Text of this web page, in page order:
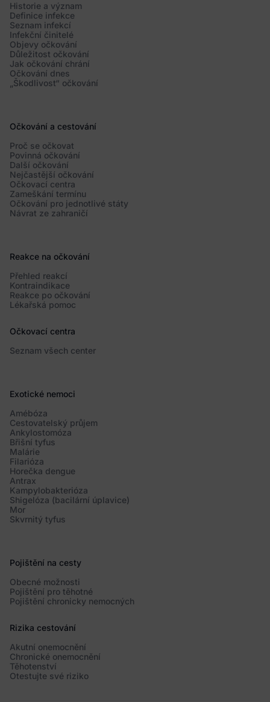
Historie a význam
Definice infekce
Seznam infekcí
Infekční činitelé
Objevy očkování
Důležitost očkování
Jak očkování chrání
Očkování dnes
„Škodlivost“ očkování
Očkování a cestování
Proč se očkovat
Povinná očkování
Další očkování
Nejčastější očkování
Očkovací centra
Zameškání termínu
Očkování pro jednotlivé státy
Návrat ze zahraničí
Reakce na očkování
Přehled reakcí
Kontraindikace
Reakce po očkování
Lékařská pomoc
Očkovací centra
Seznam všech center
Exotické nemoci
Amébóza
Cestovatelský průjem
Ankylostomóza
Břišní tyfus
Malárie
Filarióza
Horečka dengue
Antrax
Kampylobakterióza
Shigelóza (bacilární úplavice)
Mor
Skvrnitý tyfus
Pojištění na cesty
Obecné možnosti
Pojištění pro těhotné
Pojištění chronicky nemocných
Rizika cestování
Akutní onemocnění
Chronické onemocnění
Těhotenství
Otestujte své riziko